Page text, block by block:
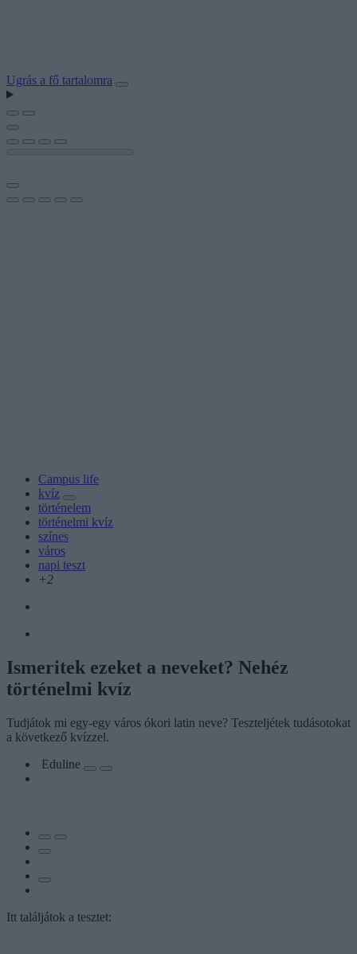
Ugrás a fő tartalomra
Campus life
kvíz
történelem
történelmi kvíz
színes
város
napi teszt
+2
Ismeritek ezeket a neveket? Nehéz
történelmi kvíz
Tudjátok mi egy-egy város ókori latin neve? Teszteljétek tudásotokat
a következő kvízzel.
Eduline
Itt találjátok a tesztet: